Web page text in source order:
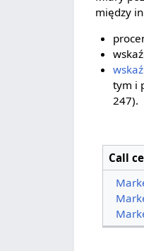
między
tym i
247).
Call